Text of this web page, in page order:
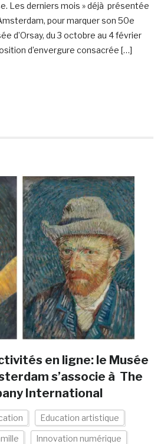
Les derniers mois » déjà présentée
pour marquer son 50e
d’Orsay, du 3 octobre au 4 février
d’envergure consacrée […]
en ligne: le Musée
s’associe à The
International
Education artistique
Innovation numérique